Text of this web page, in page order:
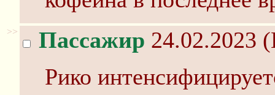
>> Пассажир 24.02.2023
Рико